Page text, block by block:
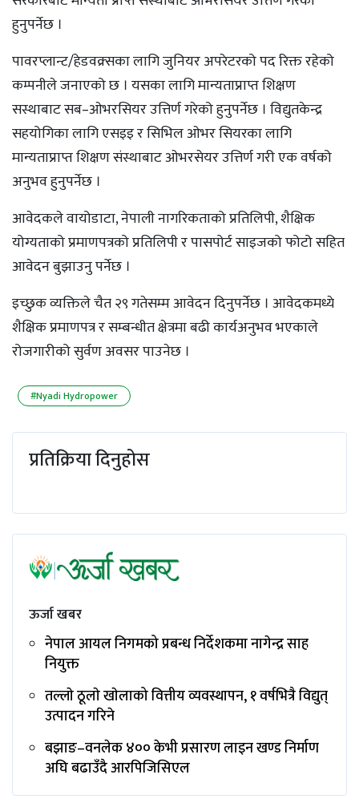
हुनुपर्नेछ ।
पावरप्लान्ट/हेडवक्र्सका लागि जुनियर अपरेटरको पद रिक्त रहेको
कम्पनीले जनाएको छ । यसका लागि मान्यताप्राप्त शिक्षण
सस्थाबाट सब–ओभरसियर उत्तिर्ण गरेको हुनुपर्नेछ । विद्युतकेन्द्र
सहयोगिका लागि एसइइ र सिभिल ओभर सियरका लागि
मान्यताप्राप्त शिक्षण संस्थाबाट ओभरसेयर उत्तिर्ण गरी एक वर्षको
अनुभव हुनुपर्नेछ ।
आवेदकले वायोडाटा, नेपाली नागरिकताको प्रतिलिपी, शैक्षिक
योग्यताको प्रमाणपत्रको प्रतिलिपी र पासपोर्ट साइजको फोटो सहित
आवेदन बुझाउनु पर्नेछ ।
इच्छुक व्यक्तिले चैत २९ गतेसम्म आवेदन दिनुपर्नेछ । आवेदकमध्ये
शैक्षिक प्रमाणपत्र र सम्बन्धीत क्षेत्रमा बढी कार्यअनुभव भएकाले
रोजगारीको सुर्वण अवसर पाउनेछ ।
#Nyadi Hydropower
प्रतिक्रिया दिनुहोस
ऊर्जा खबर
नेपाल आयल निगमको प्रबन्ध निर्देशकमा नागेन्द्र साह
नियुक्त
तल्लाे ठूलाे खाेलाको वित्तीय व्यवस्थापन, १ वर्षभित्रै विद्युत्
उत्पादन गरिने
बझाङ–वनलेक ४०० केभी प्रसारण लाइन खण्ड निर्माण
अघि बढाउँदै आरपिजिसिएल